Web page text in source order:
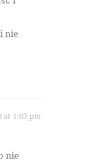
nie
at 1:03 pm
nie